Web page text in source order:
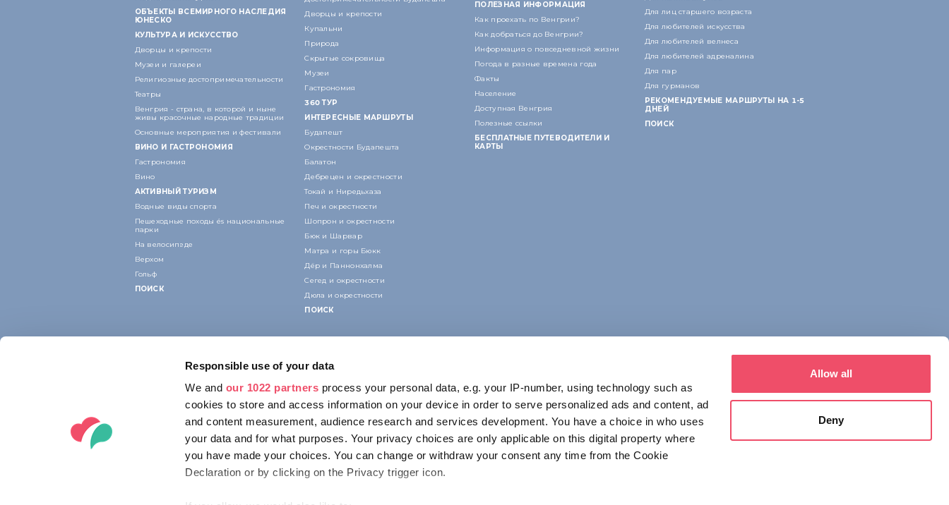
Responsible use of your data
We and our 1022 partners process your personal data, e.g. your IP-number, using technology such as
cookies to store and access information on your device in order to serve personalized ads and content, ad
and content measurement, audience research and services development. You have a choice in who uses
your data and for what purposes. Your privacy choices are only applicable on this digital property where
you have made your choices. You can change or withdraw your consent any time from the Cookie
Declaration or by clicking on the Privacy trigger icon.
Allow all
Deny
ОБЪЕКТЫ ВСЕМИРНОГО НАСЛЕДИЯ
ЮНЕСКО
КУЛЬТУРА И ИСКУССТВО
Дворцы и крепости
Музеи и галереи
Религиозные достопримечательности
Театры
Венгрия - страна, в которой и ныне
живы красочные народные традиции
Основные мероприятия и фестивали
ВИНО И ГАСТРОНОМИЯ
Гастрономия
Вино
АКТИВНЫЙ ТУРИЗМ
Водные виды спорта
Пешеходные походы és национальные
парки
На велосипеде
Верхом
Гольф
ПОИСК
Дворцы и крепости
Купальни
Природа
Скрытые сокровища
Музеи
Гастрономия
360 ТУР
ИНТЕРЕСНЫЕ МАРШРУТЫ
Будапешт
Окрестности Будапешта
Балатон
Дебрецен и окрестности
Токай и Ниредьхаза
Печ и окрестности
Шопрон и окрестности
Бюк и Шарвар
Матра и горы Бюкк
Дёр и Паннонхалма
Сегед и окрестности
Дюла и окрестности
ПОИСК
ПОЛЕЗНАЯ ИНФОРМАЦИЯ
Как проехать по Венгрии?
Как добраться до Венгрии?
Информация о повседневной жизни
Погода в разные времена года
Факты
Население
Доступная Венгрия
Полезные ссылки
БЕСПЛАТНЫЕ ПУТЕВОДИТЕЛИ И
КАРТЫ
Для лиц старшего возраста
Для любителей искусства
Для любителей велнеса
Для любителей адреналина
Для пар
Для гурманов
РЕКОМЕНДУЕМЫЕ МАРШРУТЫ НА 1-5
ДНЕЙ
ПОИСК
КОНТАКТ
1123 Budapest,
+36 1 4888 700